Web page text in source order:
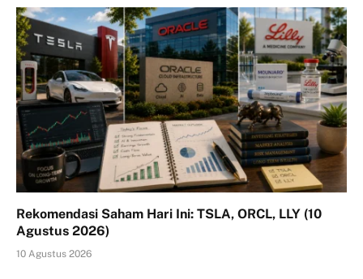
Rekomendasi Saham Hari Ini: TSLA, ORCL, LLY (10
Agustus 2026)
10 Agustus 2026